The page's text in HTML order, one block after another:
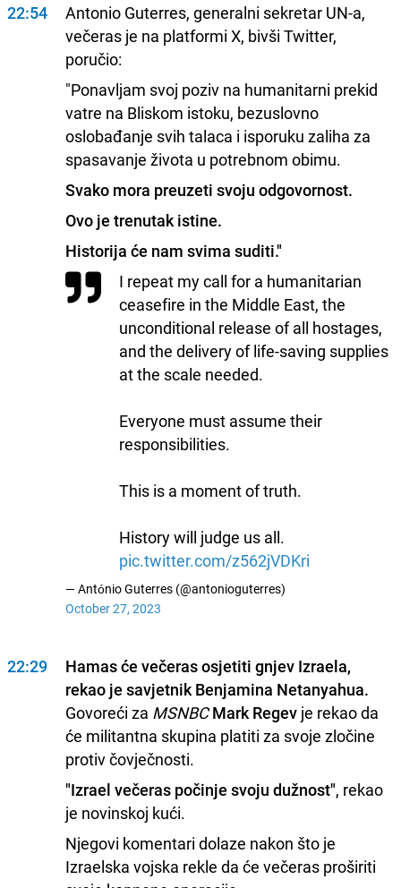
22:54
Antonio Guterres, generalni sekretar UN-a,
večeras je na platformi X, bivši Twitter,
poručio:
"Ponavljam svoj poziv na humanitarni prekid
vatre na Bliskom istoku, bezuslovno
oslobađanje svih talaca i isporuku zaliha za
spasavanje života u potrebnom obimu.
Svako mora preuzeti svoju odgovornost.
Ovo je trenutak istine.
Historija će nam svima suditi."
I repeat my call for a humanitarian
ceasefire in the Middle East, the
unconditional release of all hostages,
and the delivery of life-saving supplies
at the scale needed.
Everyone must assume their
responsibilities.
This is a moment of truth.
History will judge us all.
pic.twitter.com/z562jVDKri
— António Guterres (@antonioguterres)
October 27, 2023
22:29
Hamas će večeras osjetiti gnjev Izraela,
rekao je savjetnik Benjamina Netanyahua.
Govoreći za MSNBC Mark Regev je rekao da
će militantna skupina platiti za svoje zločine
protiv čovječnosti.
"Izrael večeras počinje svoju dužnost", rekao
je novinskoj kući.
Njegovi komentari dolaze nakon što je
Izraelska vojska rekle da će večeras proširiti